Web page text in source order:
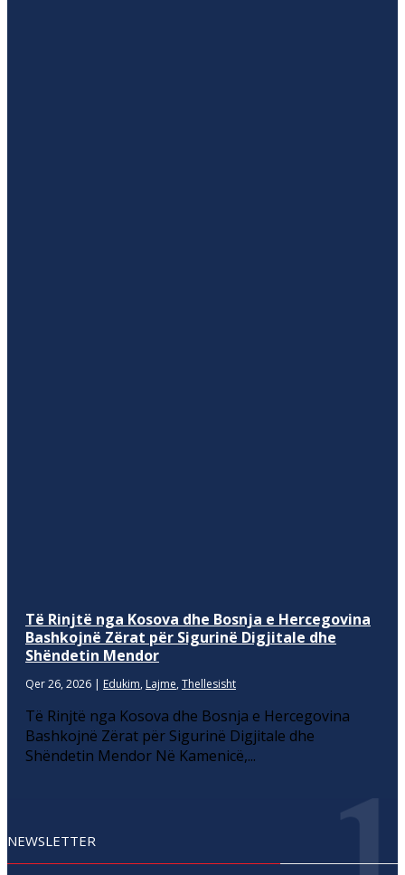
Të Rinjtë nga Kosova dhe Bosnja e Hercegovina
Bashkojnë Zërat për Sigurinë Digjitale dhe
Shëndetin Mendor
Qer 26, 2026 | Edukim, Lajme, Thellesisht
Të Rinjtë nga Kosova dhe Bosnja e Hercegovina
Bashkojnë Zërat për Sigurinë Digjitale dhe
Shëndetin Mendor Në Kamenicë,...
NEWSLETTER